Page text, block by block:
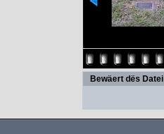
Bewäert dës Datei